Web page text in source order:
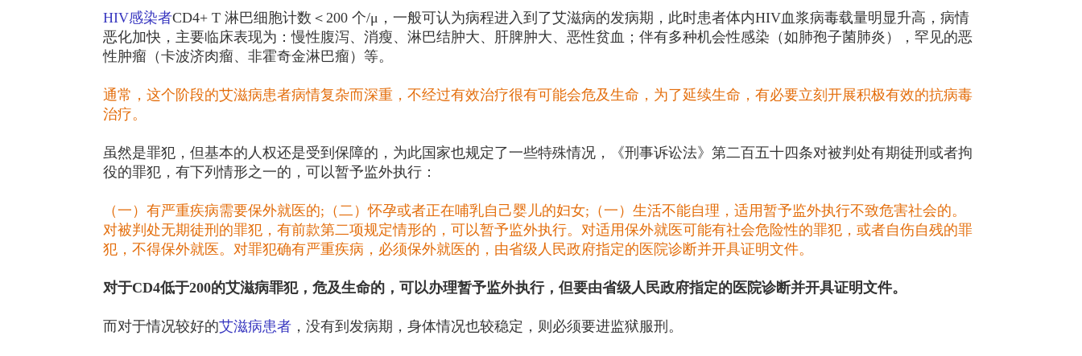
HIV感染者CD4+ T 淋巴细胞计数＜200 个/μ，一般可认为病程进入到了艾滋病的发病期，此时患者体内HIV血浆病毒载量明显升高，病情
恶化加快，主要临床表现为：慢性腹泻、消瘦、淋巴结肿大、肝脾肿大、恶性贫血；伴有多种机会性感染（如肺孢子菌肺炎），罕见的恶
性肿瘤（卡波济肉瘤、非霍奇金淋巴瘤）等。
通常，这个阶段的艾滋病患者病情复杂而深重，不经过有效治疗很有可能会危及生命，为了延续生命，有必要立刻开展积极有效的抗病毒
治疗。
虽然是罪犯，但基本的人权还是受到保障的，为此国家也规定了一些特殊情况，《刑事诉讼法》第二百五十四条对被判处有期徒刑或者拘
役的罪犯，有下列情形之一的，可以暂予监外执行：
（一）有严重疾病需要保外就医的;（二）怀孕或者正在哺乳自己婴儿的妇女;（一）生活不能自理，适用暂予监外执行不致危害社会的。
对被判处无期徒刑的罪犯，有前款第二项规定情形的，可以暂予监外执行。对适用保外就医可能有社会危险性的罪犯，或者自伤自残的罪
犯，不得保外就医。对罪犯确有严重疾病，必须保外就医的，由省级人民政府指定的医院诊断并开具证明文件。
对于CD4低于200的艾滋病罪犯，危及生命的，可以办理暂予监外执行，但要由省级人民政府指定的医院诊断并开具证明文件。
而对于情况较好的艾滋病患者 ，没有到发病期，身体情况也较稳定，则必须要进监狱服刑。